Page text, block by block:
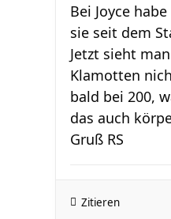
Bei Joyce
sie seit dem
Jetzt sieht
Klamotten
bald bei 200,
das auch
Gruß RS
Zitieren